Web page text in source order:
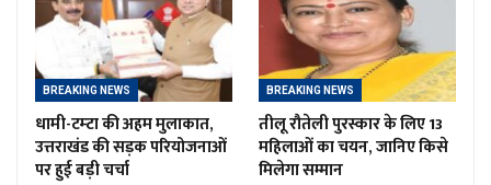
BREAKING NEWS
धामी-टम्टा की अहम मुलाकात,
उत्तराखंड की सड़क परियोजनाओं
पर हुई बड़ी चर्चा
BREAKING NEWS
तीलू रौतेली पुरस्कार के लिए 13
महिलाओं का चयन, जानिए किसे
मिलेगा सम्मान